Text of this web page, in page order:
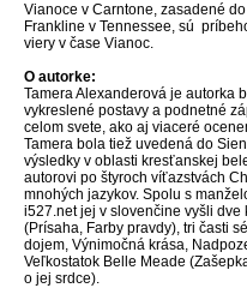
Vianoce v Carntone, zasadené
Frankline v Tennessee, sú
viery v čase Vianoc.
O autorke:
Tamera Alexanderová je autorka
vykreslené postavy a podnetné
celom svete, ako aj viaceré
Tamera bola tiež uvedená do
výsledky v oblasti kresťanskej
autorovi po štyroch víťazstvách
mnohých jazykov. Spolu s
i527.net jej v slovenčine vyšli
(Prísaha, Farby pravdy), tri časti
dojem, Výnimočná krása,
Veľkostatok Belle Meade
o jej srdce).